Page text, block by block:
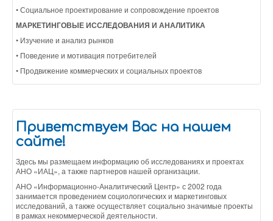
• Социальное проектирование и сопровождение проектов
МАРКЕТИНГОВЫЕ ИССЛЕДОВАНИЯ И АНАЛИТИКА
• Изучение и анализ рынков
• Поведение и мотивация потребителей
• Продвижение коммерческих и социальных проектов
Приветствуем Вас на нашем
сайте!
Здесь мы размещаем информацию об исследованиях и проектах
АНО «ИАЦ», а также партнеров нашей организации.
АНО «Информационно-Аналитический Центр» с 2002 года
занимается проведением социологических и маркетинговых
исследований, а также осуществляет социально значимые проекты
в рамках некоммерческой деятельности.